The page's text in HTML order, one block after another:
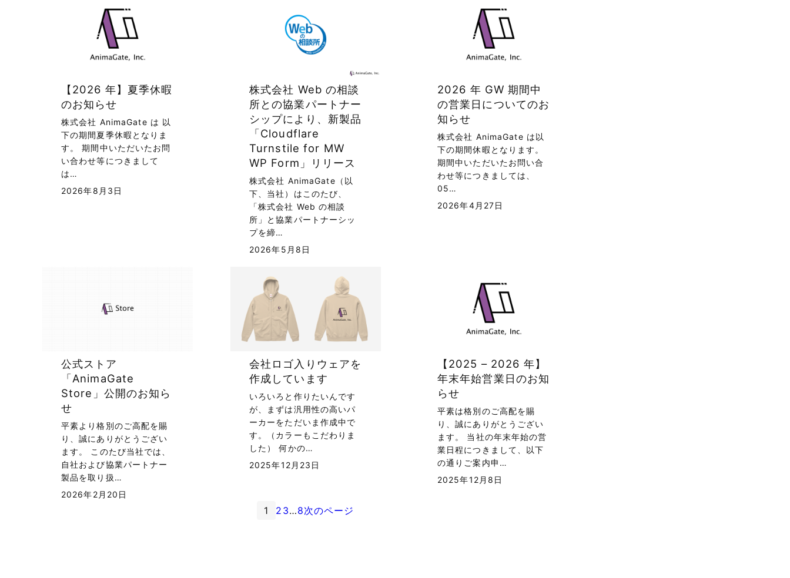
【2026 年】夏季休暇
のお知らせ
株式会社 AnimaGate は 以
下の期間夏季休暇となりま
す。 期間中いただいたお問
い合わせ等につきまして
は…
2026年8月3日
株式会社 Web の相談
所との協業パートナー
シップにより、新製品
「Cloudflare
Turnstile for MW
WP Form」リリース
株式会社 AnimaGate（以
下、当社）はこのたび、
「株式会社 Web の相談
所」と協業パートナーシッ
プを締…
2026年5月8日
2026 年 GW 期間中
の営業日についてのお
知らせ
株式会社 AnimaGate は以
下の期間休暇となります。
期間中いただいたお問い合
わせ等につきましては、
05…
2026年4月27日
公式ストア
「AnimaGate
Store」公開のお知ら
せ
平素より格別のご高配を賜
り、誠にありがとうござい
ます。 このたび当社では、
自社および協業パートナー
製品を取り扱…
2026年2月20日
会社ロゴ入りウェアを
作成しています
いろいろと作りたいんです
が、まずは汎用性の高いパ
ーカーをただいま作成中で
す。（カラーもこだわりま
した） 何かの…
2025年12月23日
【2025 – 2026 年】
年末年始営業日のお知
らせ
平素は格別のご高配を賜
り、誠にありがとうござい
ます。 当社の年末年始の営
業日程につきまして、以下
の通りご案内申…
2025年12月8日
1 2 3…8次のページ